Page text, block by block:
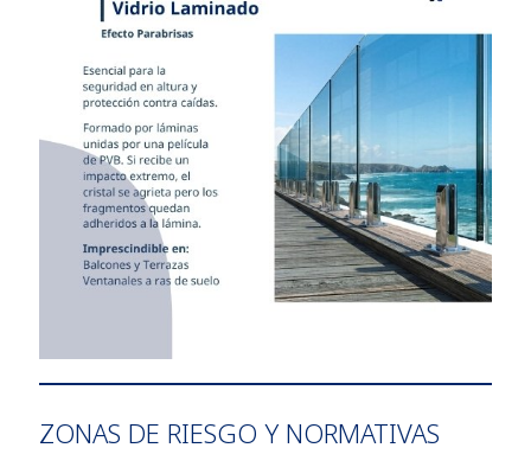
ZONAS DE RIESGO Y NORMATIVAS